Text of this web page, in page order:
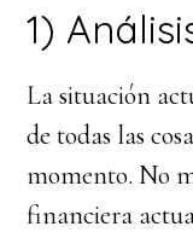
1)
La situación
de todas las
momento. No
financiera